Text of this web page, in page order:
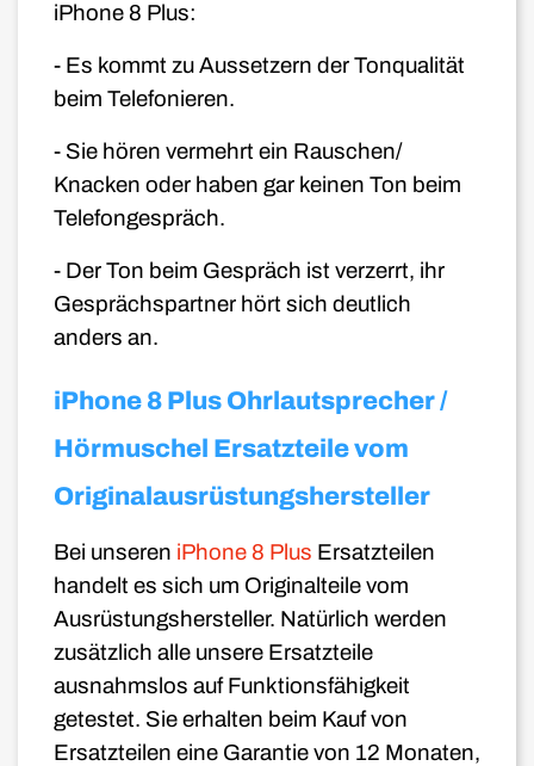
iPhone 8 Plus:
- Es kommt zu Aussetzern der Tonqualität
beim Telefonieren.
- Sie hören vermehrt ein Rauschen/
Knacken oder haben gar keinen Ton beim
Telefongespräch.
- Der Ton beim Gespräch ist verzerrt, ihr
Gesprächspartner hört sich deutlich
anders an.
iPhone 8 Plus Ohrlautsprecher /
Hörmuschel Ersatzteile vom
Originalausrüstungshersteller
Bei unseren iPhone 8 Plus Ersatzteilen
handelt es sich um Originalteile vom
Ausrüstungshersteller. Natürlich werden
zusätzlich alle unsere Ersatzteile
ausnahmslos auf Funktionsfähigkeit
getestet. Sie erhalten beim Kauf von
Ersatzteilen eine Garantie von 12 Monaten,